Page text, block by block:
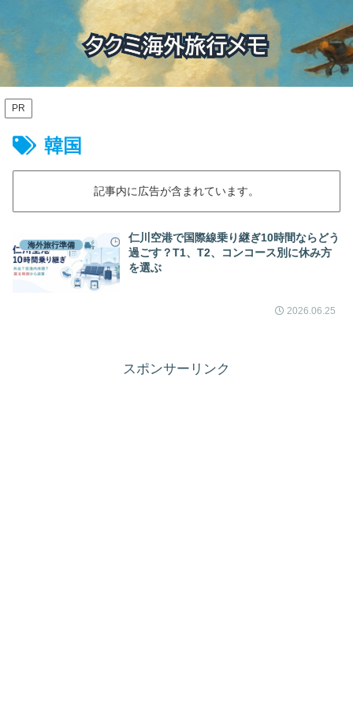
PR
韓国
記事内に広告が含まれています。
海外旅行準備
仁川空港で国際線乗り継ぎ10時間ならどう
過ごす？T1、T2、コンコース別に休み方
を選ぶ
2026.06.25
スポンサーリンク